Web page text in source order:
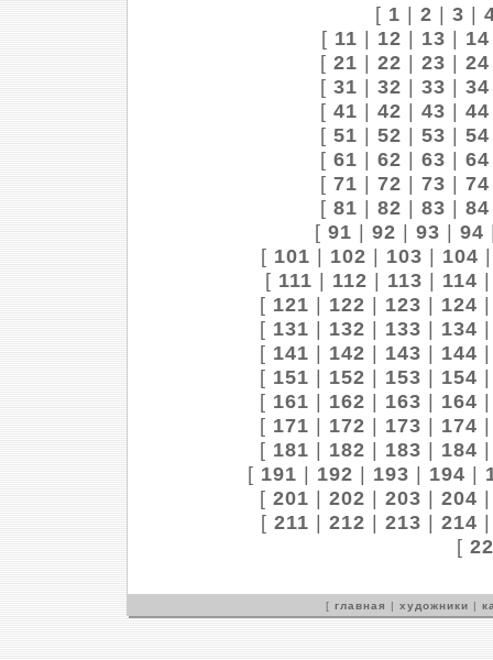
[ 1 | 2 | 3 |
[ 11 | 12 | 13 | 14
[ 21 | 22 | 23 | 24
[ 31 | 32 | 33 | 34
[ 41 | 42 | 43 | 44
[ 51 | 52 | 53 | 54
[ 61 | 62 | 63 | 64
[ 71 | 72 | 73 | 74
[ 81 | 82 | 83 | 84
[ 91 | 92 | 93 | 94
[ 101 | 102 | 103 | 104
[ 111 | 112 | 113 | 114
[ 121 | 122 | 123 | 124
[ 131 | 132 | 133 | 134
[ 141 | 142 | 143 | 144
[ 151 | 152 | 153 | 154
[ 161 | 162 | 163 | 164
[ 171 | 172 | 173 | 174
[ 181 | 182 | 183 | 184
[ 191 | 192 | 193 | 194 |
[ 201 | 202 | 203 | 204
[ 211 | 212 | 213 | 214
[
[ главная | художники |